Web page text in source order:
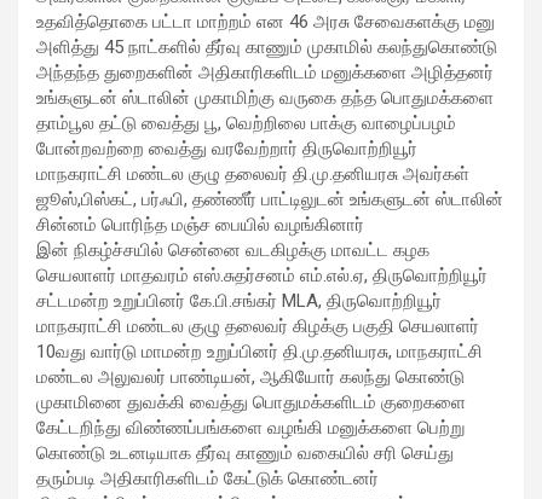
PCI. Once the patient's condition was stabilised, the team
identified that the blocked artery contained a complex mix of
fresh blood clot, hardened plaque and scar tissue, preventing
conventional balloons from crossing the blockage. Doctors then
used Excimer Laser Coronary Atherectomy (ELCA) to precisely
clear the obstruction, creating a pathway for balloon angioplasty
and successful stent placement. The three-hour procedure,
including the stent placement and removal of the Impella device,
was completed successfully. The patient recovered well, was
discharged in a stable condition. Speaking about the case, Dr.
Aravind Duruvasal, Senior Consultant – Interventional
Cardiologist, Prashanth Hospitals, said, "The patient was diabetic
and was found to have suffered a previous silent heart attack
without being aware of it, making the case even more complex. In
such critically ill patients,performing a conventional angioplasty
can be extremely risky, as the heart may not tolerate temporary
interruptions in blood flow during the procedure. His heart was
functioning at only 30%, leaving virtually no margin for error during
angioplasty. Using Impella allowed us to safely support his
உதவித்தொகை பட்டா மாற்றம் என 46 அரசு சேவைகளக்கு மனு
அளித்து 45 நாட்களில் தீர்வு காணும் முகாமில் கலந்துகொண்டு
அந்தந்த துறைகளின் அதிகாரிகளிடம் மனுக்களை அழித்தனர்
உங்களுடன் ஸ்டாலின் முகாமிற்கு வருகை தந்த பொதுமக்களை
தாம்பூல தட்டு வைத்து பூ, வெற்றிலை பாக்கு வாழைப்பழம்
போன்றவற்றை வைத்து வரவேற்றார் திருவொற்றியூர்
மாநகராட்சி மண்டல குழு தலைவர் தி.மு.தனியரசு அவர்கள்
ஜூஸ்,பிஸ்கட், பர்ஃபி, தண்ணீர் பாட்டிலுடன் உங்களுடன் ஸ்டாலின்
சின்னம் பொரிந்த மஞ்ச பையில் வழங்கினார்
இன் நிகழ்ச்சயில் சென்னை வடகிழக்கு மாவட்ட கழக
செயலாளர் மாதவரம் எஸ்.சுதர்சனம் எம்.எல்.ஏ, திருவொற்றியூர்
சட்டமன்ற உறுப்பினர் கே.பி.சங்கர் MLA, திருவொற்றியூர்
மாநகராட்சி மண்டல குழு தலைவர் கிழக்கு பகுதி செயலாளர்
10வது வார்டு மாமன்ற உறுப்பினர் தி.மு.தனியரசு, மாநகராட்சி
மண்டல அலுவலர் பாண்டியன், ஆகியோர் கலந்து கொண்டு
முகாமினை துவக்கி வைத்து பொதுமக்களிடம் குறைகளை
கேட்டறிந்து விண்ணப்பங்களை வழங்கி மனுக்களை பெற்று
கொண்டு உடனடியாக தீர்வு காணும் வகையில் சரி செய்து
தரும்படி அதிகாரிகளிடம் கேட்டுக் கொண்டனர்